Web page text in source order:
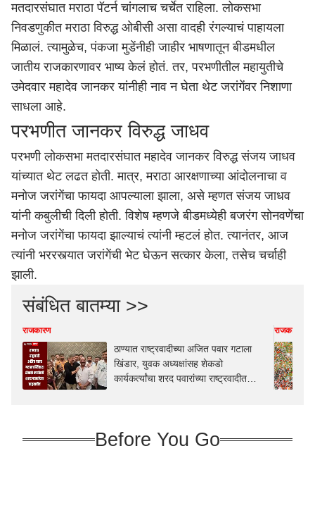
मतदारसंघात मराठा पॅटर्न चांगलाच चर्चेत राहिला. लोकसभा
निवडणुकीत मराठा विरुद्ध ओबीसी असा वादही रंगल्याचं पाहायला
मिळालं. त्यामुळेच, पंकजा मुडेंनीही जाहीर भाषणातून बीडमधील
जातीय राजकारणावर भाष्य केलं होतं. तर, परभणीतील महायुतीचे
उमेदवार महादेव जानकर यांनीही नाव न घेता थेट जरांगेंवर निशाणा
साधला आहे.
परभणीत जानकर विरुद्ध जाधव
परभणीलोकसभा मतदारसंघात महादेव जानकर विरुद्ध संजय जाधव
यांच्यात थेट लढत होती. मात्र, मराठा आरक्षणाच्या आंदोलनाचा व
मनोज जरांगेंचा फायदा आपल्याला झाला, असे म्हणत संजय जाधव
यांनी कबुलीची दिली होती. विशेष म्हणजेबीडमध्येही बजरंग सोनवणेंचा
मनोज जरांगेंचा फायदा झाल्याचं त्यांनी म्हटलं होत. त्यानंतर, आज
त्यांनी भररस्त्यात जरांगेंची भेट घेऊन सत्कार केला, तसेच चर्चाही
झाली.
संबंधित बातम्या >>
राजकारण
ठाण्यात राष्ट्रवादीच्या अजित पवार गटाला
खिंडार, युवक अध्यक्षांसह शेकडो
कार्यकर्त्यांचा शरद पवारांच्या राष्ट्रवादीत
राजकारण
Before You Go